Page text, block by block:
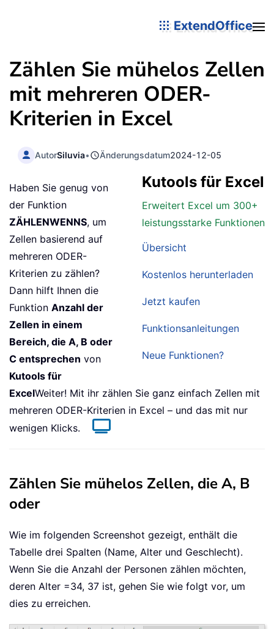
ExtendOffice
Zählen Sie mühelos Zellen
mit mehreren ODER-
Kriterien in Excel
AutorSiluvia• Änderungsdatum2024-12-05
Kutools für Excel
Erweitert Excel um 300+
leistungsstarke Funktionen
Übersicht
Kostenlos herunterladen
Jetzt kaufen
Funktionsanleitungen
Neue Funktionen?
Haben Sie genug von
der Funktion
ZÄHLENWENNS, um
Zellen basierend auf
mehreren ODER-
Kriterien zu zählen?
Dann hilft Ihnen die
Funktion Anzahl der
Zellen in einem
Bereich, die A, B oder
C entsprechen von
Kutools für
ExcelWeiter! Mit ihr zählen Sie ganz einfach Zellen mit
mehreren ODER-Kriterien in Excel – und das mit nur
wenigen Klicks.
Zählen Sie mühelos Zellen, die A, B
oder
Wie im folgenden Screenshot gezeigt, enthält die
Tabelle drei Spalten (Name, Alter und Geschlecht).
Wenn Sie die Anzahl der Personen zählen möchten,
deren Alter =34, 37 ist, gehen Sie wie folgt vor, um
dies zu erreichen.